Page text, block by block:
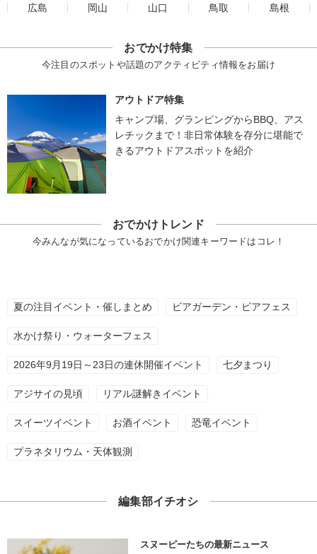
広島
岡山 山口 鳥取 島根
おでかけ特集
今注目のスポットや話題のアクティビティ情報をお届け
アウトドア特集
キャンプ場、グランピングからBBQ、アス
レチックまで！非日常体験を存分に堪能で
きるアウトドアスポットを紹介
おでかけトレンド
今みんなが気になっているおでかけ関連キーワードはコレ！
夏の注目イベント・催しまとめ ビアガーデン・ビアフェス
水かけ祭り・ウォーターフェス
2026年9月19日～23日の連休開催イベント 七夕まつり
アジサイの見頃 リアル謎解きイベント
スイーツイベント お酒イベント 恐竜イベント
プラネタリウム・天体観測
編集部イチオシ
スヌーピーたちの最新ニュース